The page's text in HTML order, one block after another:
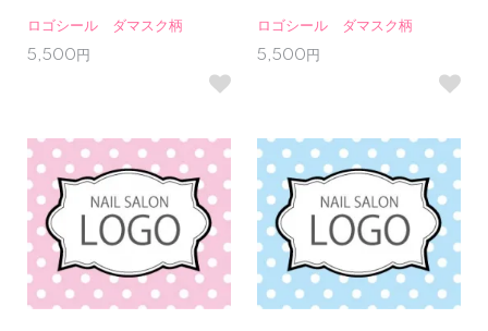
ロゴシール ダマスク柄
5,500円
ロゴシール ダマスク柄
5,500円